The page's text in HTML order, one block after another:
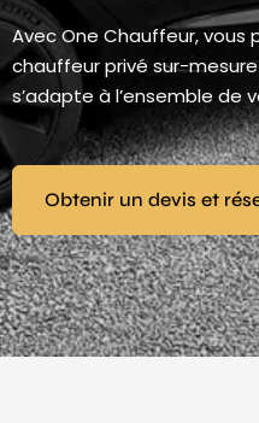
Avec One Chauffeur, vous
chauffeur privé sur-
s’adapte à l’ensemble de
Obtenir un devis et